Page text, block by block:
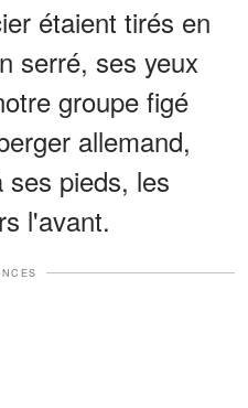
étaient tirés en
serré, ses yeux
groupe figé
allemand,
ses pieds, les
l'avant.